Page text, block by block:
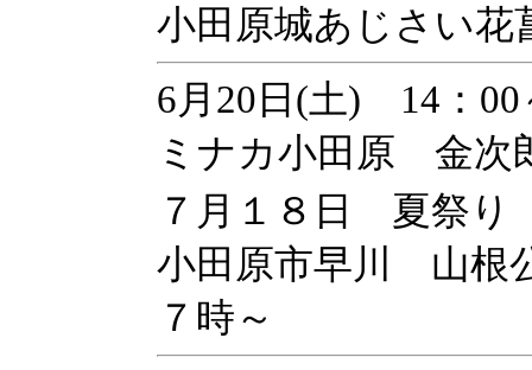
小田原城あじさい花
6月20日(土) 14：
ミナカ小田原 金次
７月１８日 夏祭り
小田原市早川 山
７時～